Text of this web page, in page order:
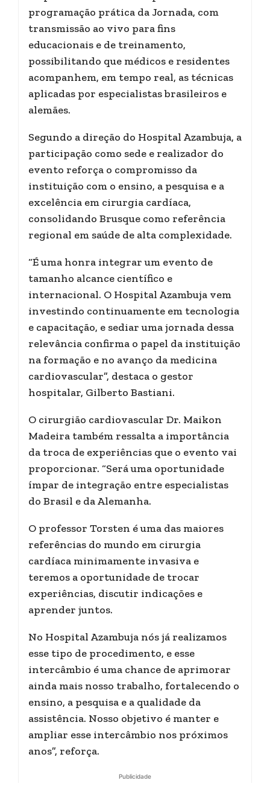
programação prática da Jornada, com
transmissão ao vivo para fins
educacionais e de treinamento,
possibilitando que médicos e residentes
acompanhem, em tempo real, as técnicas
aplicadas por especialistas brasileiros e
alemães.
Segundo a direção do Hospital Azambuja, a
participação como sede e realizador do
evento reforça o compromisso da
instituição com o ensino, a pesquisa e a
excelência em cirurgia cardíaca,
consolidando Brusque como referência
regional em saúde de alta complexidade.
“É uma honra integrar um evento de
tamanho alcance científico e
internacional. O Hospital Azambuja vem
investindo continuamente em tecnologia
e capacitação, e sediar uma jornada dessa
relevância confirma o papel da instituição
na formação e no avanço da medicina
cardiovascular”, destaca o gestor
hospitalar, Gilberto Bastiani.
O cirurgião cardiovascular Dr. Maikon
Madeira também ressalta a importância
da troca de experiências que o evento vai
proporcionar. “Será uma oportunidade
ímpar de integração entre especialistas
do Brasil e da Alemanha.
O professor Torsten é uma das maiores
referências do mundo em cirurgia
cardíaca minimamente invasiva e
teremos a oportunidade de trocar
experiências, discutir indicações e
aprender juntos.
No Hospital Azambuja nós já realizamos
esse tipo de procedimento, e esse
intercâmbio é uma chance de aprimorar
ainda mais nosso trabalho, fortalecendo o
ensino, a pesquisa e a qualidade da
assistência. Nosso objetivo é manter e
ampliar esse intercâmbio nos próximos
anos”, reforça.
Publicidade